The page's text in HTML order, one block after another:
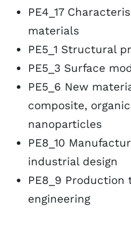
PE4_17
materials
PE5_1 Structural
PE5_3 Surface
PE5_6 New
composite,
nanoparticles
PE8_10
industrial design
PE8_9 Production
engineering